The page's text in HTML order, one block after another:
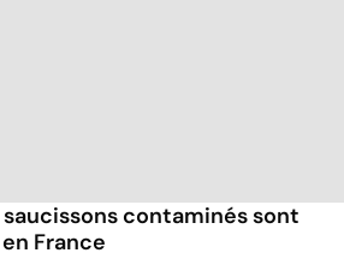
contaminés sont
France